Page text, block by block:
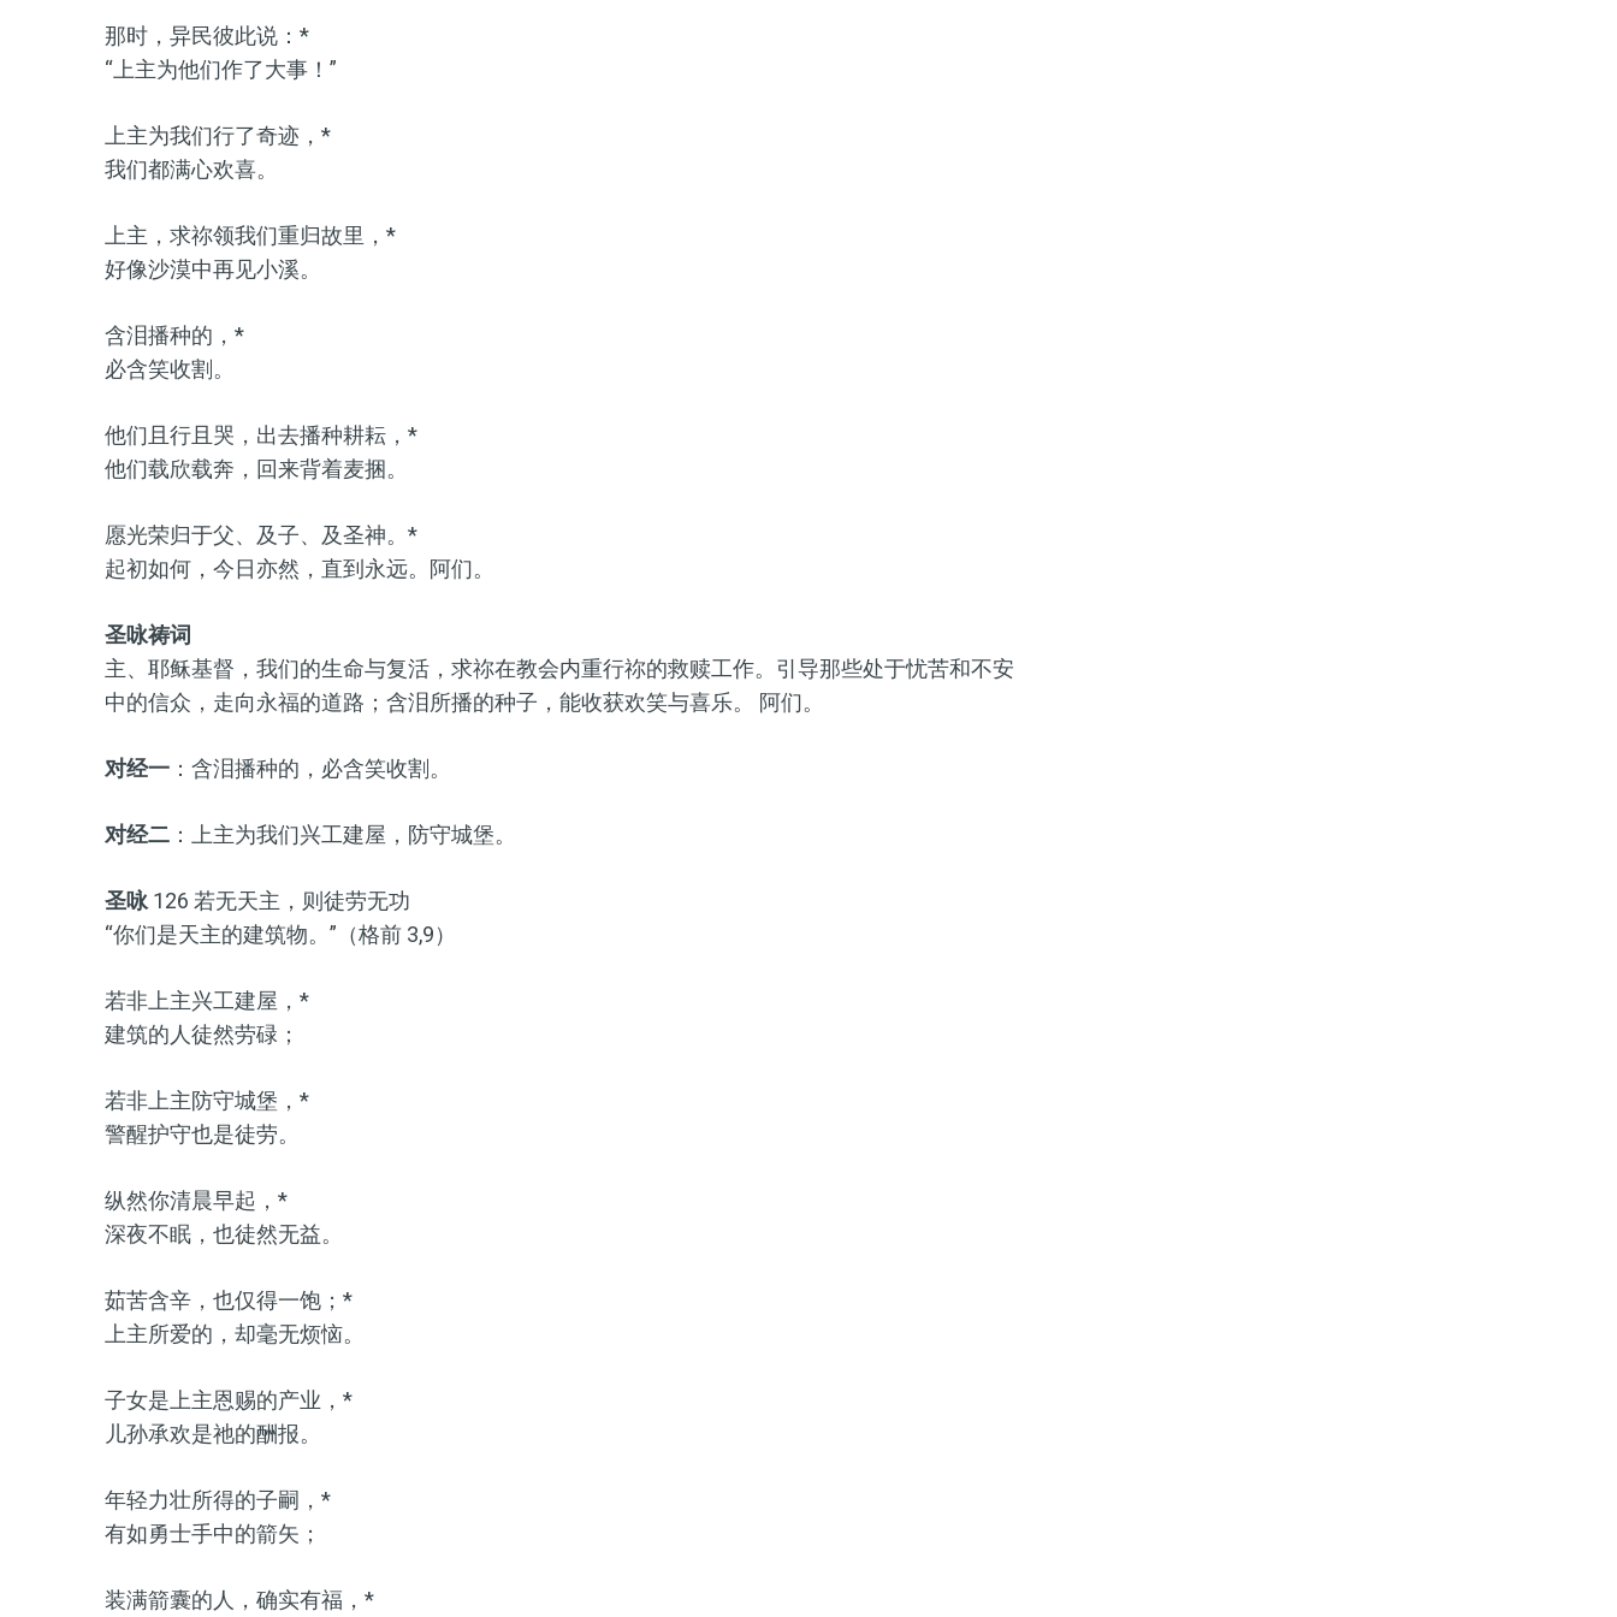
那时，异民彼此说：*
“上主为他们作了大事！”
上主为我们行了奇迹，*
我们都满心欢喜。
上主，求祢领我们重归故里，*
好像沙漠中再见小溪。
含泪播种的，*
必含笑收割。
他们且行且哭，出去播种耕耘，*
他们载欣载奔，回来背着麦捆。
愿光荣归于父、及子、及圣神。*
起初如何，今日亦然，直到永远。阿们。
圣咏祷词
主、耶稣基督，我们的生命与复活，求祢在教会内重行祢的救赎工作。引导那些处于忧苦和不安
中的信众，走向永福的道路；含泪所播的种子，能收获欢笑与喜乐。 阿们。
对经一 ：含泪播种的，必含笑收割。
对经二 ：上主为我们兴工建屋，防守城堡。
圣咏126 若无天主，则徒劳无功
“你们是天主的建筑物。”（格前 3,9）
若非上主兴工建屋，*
建筑的人徒然劳碌；
若非上主防守城堡，*
警醒护守也是徒劳。
纵然你清晨早起，*
深夜不眠，也徒然无益。
茹苦含辛，也仅得一饱；*
上主所爱的，却毫无烦恼。
子女是上主恩赐的产业，*
儿孙承欢是祂的酬报。
年轻力壮所得的子嗣，*
有如勇士手中的箭矢；
装满箭囊的人，确实有福，*